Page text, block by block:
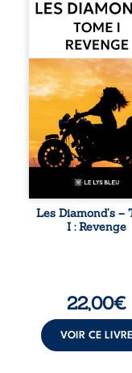
de motards
réputé et
que redouté
tout le pays.
ne la
à cette vie,
les épreuves
forgé une
dure,
et résolue à
jamais
ses
jusqu’à ce que
croise sa
Chef d’une
de Nomads,
Les Diamond’s –
I : Revenge
22,00€
VOIR CE LIVRE